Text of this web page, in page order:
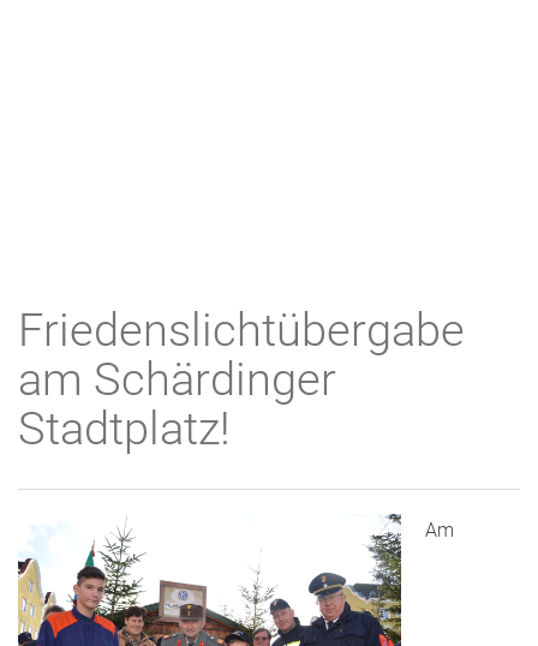
Friedenslichtübergabe
am Schärdinger
Stadtplatz!
Am